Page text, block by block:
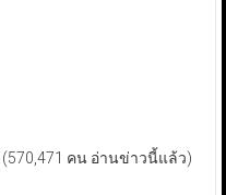
(570,471 คน อ่านข่าวนี้แล้ว)